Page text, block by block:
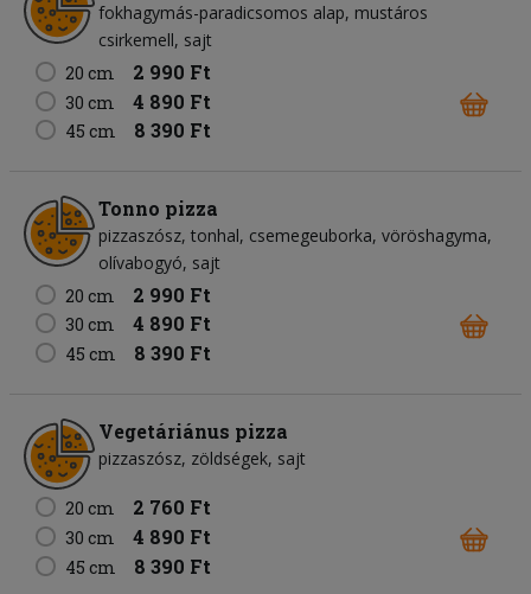
fokhagymás-paradicsomos alap mustáros
csirkemell sajt
20 cm
2 990 Ft
30 cm 4 890 Ft
45 cm 8 390 Ft
Tonno pizza
pizzaszósz tonhal csemegeuborka vöröshagyma
olívabogyó sajt
20 cm
2 990 Ft
30 cm 4 890 Ft
45 cm 8 390 Ft
Vegetáriánus pizza
pizzaszósz zöldségek sajt
20 cm 2 760 Ft
30 cm 4 890 Ft
45 cm 8 390 Ft